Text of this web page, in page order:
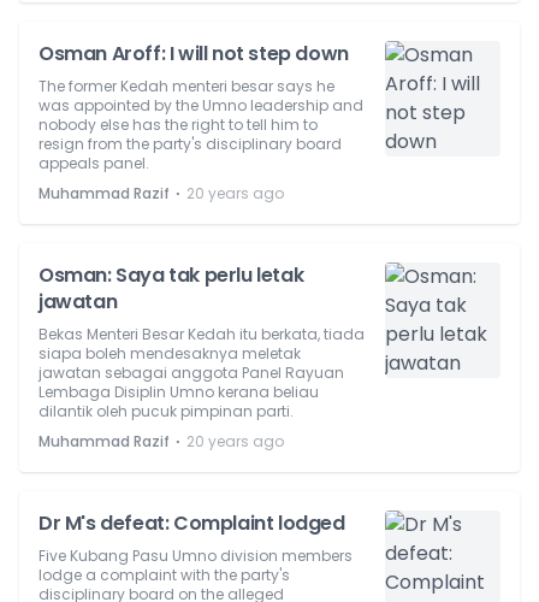
Osman Aroff: I will not step down
The former Kedah menteri besar says he
was appointed by the Umno leadership and
nobody else has the right to tell him to
resign from the party's disciplinary board
appeals panel.
Muhammad Razif ⋅ 20 years ago
Osman: Saya tak perlu letak
jawatan
Bekas Menteri Besar Kedah itu berkata, tiada
siapa boleh mendesaknya meletak
jawatan sebagai anggota Panel Rayuan
Lembaga Disiplin Umno kerana beliau
dilantik oleh pucuk pimpinan parti.
Muhammad Razif ⋅ 20 years ago
Dr M's defeat: Complaint lodged
Five Kubang Pasu Umno division members
lodge a complaint with the party's
disciplinary board on the alleged